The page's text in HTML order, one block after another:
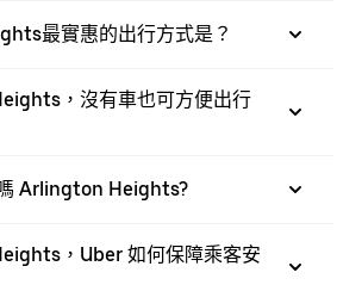
最實惠的出行方式是？
，沒有車也可方便出行
Arlington Heights?
，Uber 如何保障乘客安